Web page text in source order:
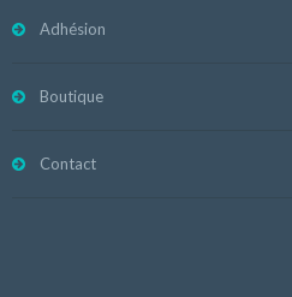
Adhésion
Boutique
Contact